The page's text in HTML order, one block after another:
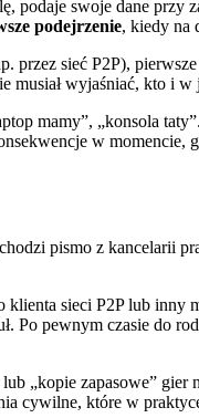
podaje swoje dane przy
podejrzenie, kiedy na
przez sieć P2P),
wyjaśniać, kto i w
mamy”, „konsola
w momencie,
pismo z kancelarii
sieci P2P lub inny
Po pewnym czasie do
„kopie zapasowe”
cywilne, które w